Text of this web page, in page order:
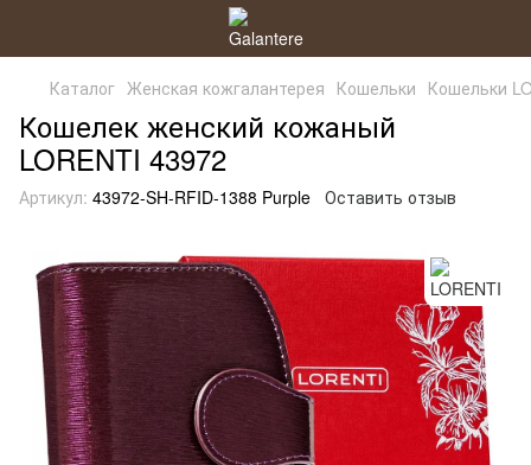
Каталог Женская кожгалантерея Кошельки Кошельки
Кошелек женский кожаный
LORENTI 43972
Артикул: 43972-SH-RFID-1388 Purple Оставить отзыв